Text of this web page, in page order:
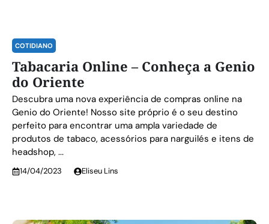
COTIDIANO
Tabacaria Online – Conheça a Genio
do Oriente
Descubra uma nova experiência de compras online na
Genio do Oriente! Nosso site próprio é o seu destino
perfeito para encontrar uma ampla variedade de
produtos de tabaco, acessórios para narguilés e itens de
headshop, ...
14/04/2023 Eliseu Lins